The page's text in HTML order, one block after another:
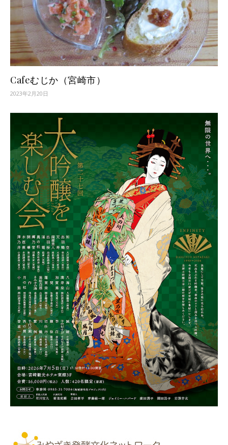
Cafeむじか（宮崎市）
2023年2月20日